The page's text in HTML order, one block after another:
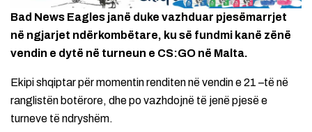
Bad News Eagles janë duke vazhduar pjesëmarrjet
në ngjarjet ndërkombëtare, ku së fundmi kanë zënë
vendin e dytë në turneun e CS:GO në Malta.
Ekipi shqiptar për momentin renditen në vendin e 21 –të në
ranglistën botërore, dhe po vazhdojnë të jenë pjesë e
turneve të ndryshëm.